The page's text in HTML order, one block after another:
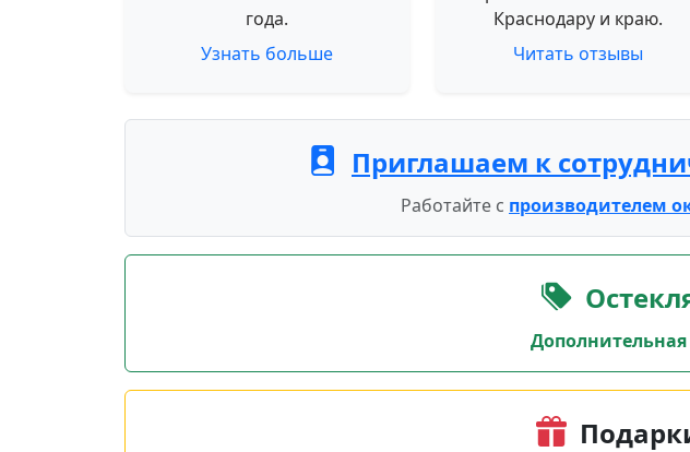
года.
Узнать больше
Краснодару и краю.
Читать отзывы
Приглашаем к
Работайте с производителем